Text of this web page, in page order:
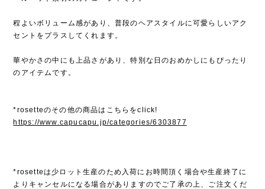
程よいボリューム感があり、普段のヘアスタイルに可愛らしいアク
セントをプラスしてくれます。
華やかさの中にも上品さがあり、特別な日のおめかしにもぴったり
のアイテムです。
*rosetteのその他の商品はこちらをclick!
https://www.capucapu.jp/categories/6303877
*rosetteは少ロット生産のため入荷にお時間頂く場合や生産終了に
よりキャンセルになる場合がありますのでご了承の上、ご注文くだ